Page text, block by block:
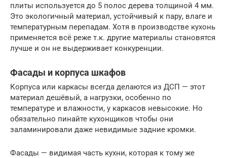
плиты используется до 5 полос дерева толщиной 4 мм.
Это экологичный материал, устойчивый к пару, влаге и
температурным перепадам. Хотя в производстве кухонь
применяется всё реже т.к. другие материалы становятся
лучше и он не выдерживает конкуренции.
Фасады и корпуса шкафов
Корпуса или каркасы всегда делаются из ДСП — этот
материал дешёвый, а нагрузки, особенно по
температуре и влажности, у каркасов невысокие. Но
обязательно пинайте кухонщиков чтобы они
заламинировали даже невидимые задние кромки.
Фасады — видимая часть кухни, которая к тому же